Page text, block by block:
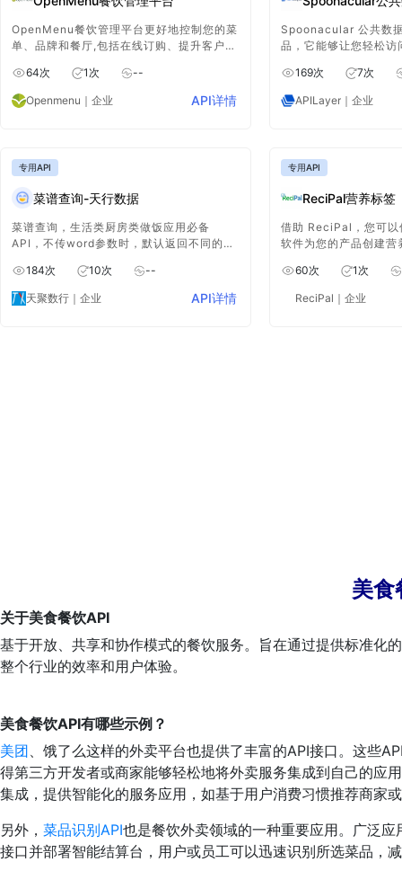
OpenMenu餐饮管理平台更好地控制您的菜
单、品牌和餐厅,包括在线订购、提升客户曝
您、了解您的客人等
64次 1 次 --
Openmenu ｜企业 API详情
Spoonacular 公共数
品，它能够让您轻松访
86000 种食品，能为
探索等方面提供有力的
169次 7次
APILayer ｜企业
专用API
菜谱查询-天行数据
菜谱查询，生活类厨房类做饭应用必备
API，不传word参数时，默认返回不同的菜
获取随机菜品。
184次 10次 --
天聚数行 ｜企业 API详情
专用API
ReciPal营养标签
借助 ReciPal，您可以
软件为您的产品创建营
专家团队可以审查您
键成分正确无误。
60次 1 次
ReciPal ｜企业
美食
关于美食餐饮API
基于开放、共享和协作模式的餐饮服务。旨在通过提供标准化
整个行业的效率和用户体验。
美食餐饮API有哪些示例？
美团、饿了么这样的外卖平台也提供了丰富的API接口。这些
得第三方开发者或商家能够轻松地将外卖服务集成到自己的应
集成，提供智能化的服务应用，如基于用户消费习惯推荐商家
另外， 菜品识别API也是餐饮外卖领域的一种重要应用。广泛
接口并部署智能结算台，用户或员工可以迅速识别所选菜品，